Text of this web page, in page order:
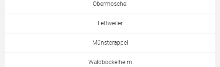
Obermoschel
Lettweiler
Münsterappel
Waldböckelheim